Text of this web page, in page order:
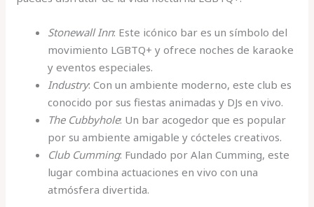
Stonewall Inn: Este icónico bar es un símbolo del
movimiento LGBTQ+ y ofrece noches de karaoke
y eventos especiales.
Industry: Con un ambiente moderno, este club es
conocido por sus fiestas animadas y DJs en vivo.
The Cubbyhole: Un bar acogedor que es popular
por su ambiente amigable y cócteles creativos.
Club Cumming: Fundado por Alan Cumming, este
lugar combina actuaciones en vivo con una
atmósfera divertida.